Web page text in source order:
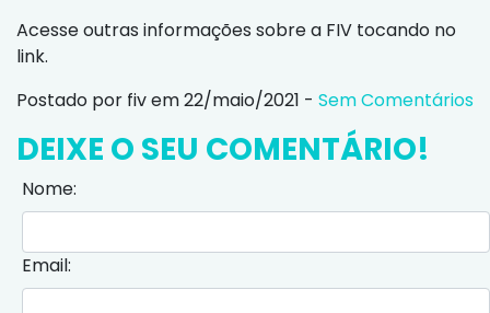
Acesse outras informações sobre a FIV tocando no
link.
Postado por fiv em 22/maio/2021 - Sem Comentários
DEIXE O SEU COMENTÁRIO!
Nome:
Email: